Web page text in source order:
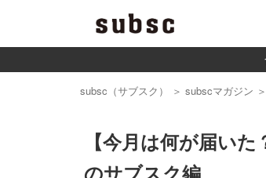
subsc（サブスク） ＞ subscマガジン ＞
【今月は何が届い
のサブスク編